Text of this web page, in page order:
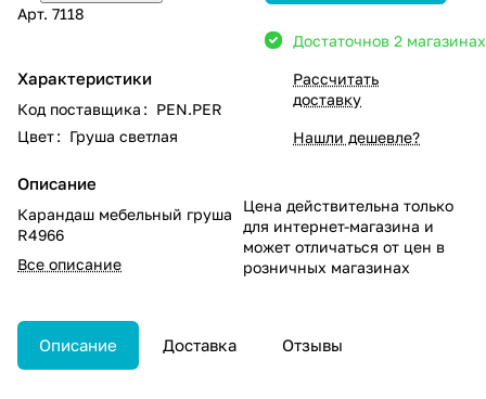
Арт. 7118
Характеристики
Код поставщика : PEN.PER
Цвет: Груша светлая
Описание
Карандаш мебельный груша
R4966
Все описание
Достаточнов 2 магазинах
Рассчитать
доставку
Нашли дешевле?
Цена действительна только
для интернет-магазина и
может отличаться от цен в
розничных магазинах
Описание Доставка Отзывы